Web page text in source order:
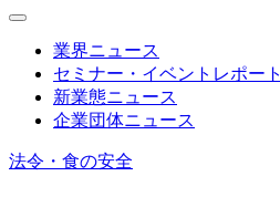
業界ニュース
セミナー・イベントレポート
新業態ニュース
企業団体ニュース
法令・食の安全